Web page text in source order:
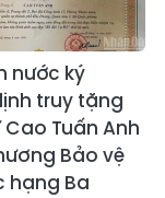
nước ký
truy tặng
Cao Tuấn Anh
Bảo vệ
hạng Ba